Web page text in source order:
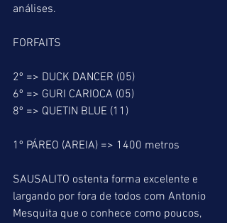
análises.
FORFAITS
2º => DUCK DANCER (05)
6º => GURI CARIOCA (05)
8º => QUETIN BLUE (11)
1º PÁREO (AREIA) => 1400 metros
SAUSALITO ostenta forma excelente e
largando por fora de todos com Antonio
Mesquita que o conhece como poucos,